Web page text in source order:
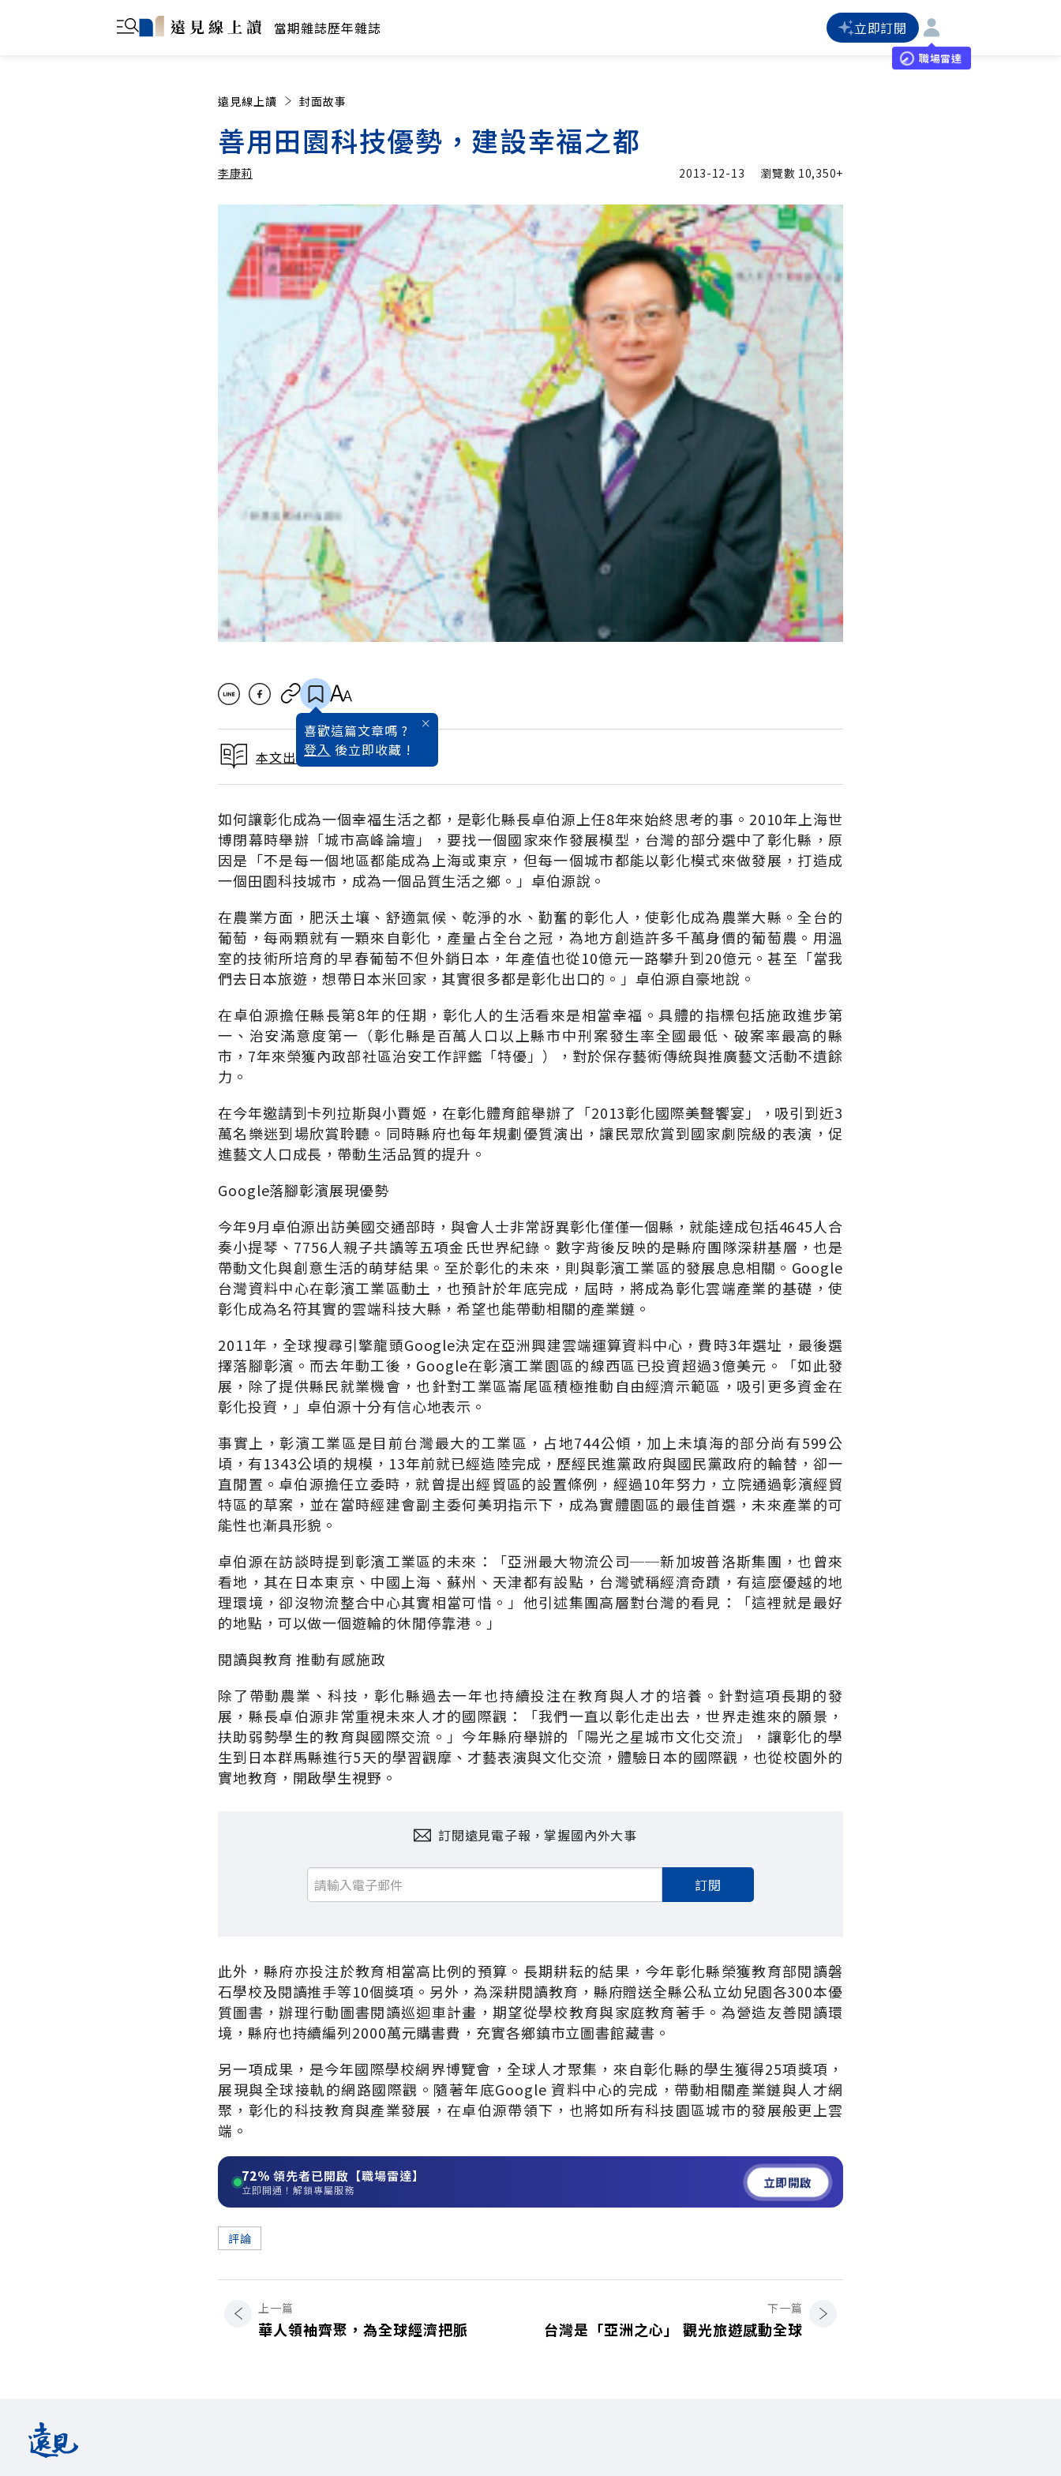
當期雜誌歷年雜誌 立即訂閱
職場雷達
遠見線上讀 封面故事
善用田園科技優勢，建設幸福之都
李康莉
加入追蹤
2013-12-13 瀏覽數 10,350+
喜歡這篇文章嗎 ?
登入 後立即收藏 !
本文出自預見未來大趨勢
如何讓彰化成為一個幸福生活之都，是彰化縣長卓伯源上任8年來始終思考的事。2010年上海世
博閉幕時舉辦「城市高峰論壇」，要找一個國家來作發展模型，台灣的部分選中了彰化縣，原
因是「不是每一個地區都能成為上海或東京，但每一個城市都能以彰化模式來做發展，打造成
一個田園科技城市，成為一個品質生活之鄉。」卓伯源說。
在農業方面，肥沃土壤、舒適氣候、乾淨的水、勤奮的彰化人，使彰化成為農業大縣。全台的
葡萄，每兩顆就有一顆來自彰化，產量占全台之冠，為地方創造許多千萬身價的葡萄農。用溫
室的技術所培育的早春葡萄不但外銷日本，年產值也從10億元一路攀升到20億元。甚至「當我
們去日本旅遊，想帶日本米回家，其實很多都是彰化出口的。」卓伯源自豪地說。
在卓伯源擔任縣長第8年的任期，彰化人的生活看來是相當幸福。具體的指標包括施政進步第
一、治安滿意度第一（彰化縣是百萬人口以上縣市中刑案發生率全國最低、破案率最高的縣
市，7年來榮獲內政部社區治安工作評鑑「特優」），對於保存藝術傳統與推廣藝文活動不遺餘
力。
在今年邀請到卡列拉斯與小賈姬，在彰化體育館舉辦了「2013彰化國際美聲饗宴」，吸引到近3
萬名樂迷到場欣賞聆聽。同時縣府也每年規劃優質演出，讓民眾欣賞到國家劇院級的表演，促
進藝文人口成長，帶動生活品質的提升。
Google落腳彰濱展現優勢
今年9月卓伯源出訪美國交通部時，與會人士非常訝異彰化僅僅一個縣，就能達成包括4645人合
奏小提琴、7756人親子共讀等五項金氏世界紀錄。數字背後反映的是縣府團隊深耕基層，也是
帶動文化與創意生活的萌芽結果。至於彰化的未來，則與彰濱工業區的發展息息相關。Google
台灣資料中心在彰濱工業區動土，也預計於年底完成，屆時，將成為彰化雲端產業的基礎，使
彰化成為名符其實的雲端科技大縣，希望也能帶動相關的產業鏈。
2011年，全球搜尋引擎龍頭Google決定在亞洲興建雲端運算資料中心，費時3年選址，最後選
擇落腳彰濱。而去年動工後，Google在彰濱工業園區的線西區已投資超過3億美元。「如此發
展，除了提供縣民就業機會，也針對工業區崙尾區積極推動自由經濟示範區，吸引更多資金在
彰化投資，」卓伯源十分有信心地表示。
事實上，彰濱工業區是目前台灣最大的工業區，占地744公傾，加上未填海的部分尚有599公
頃，有1343公頃的規模，13年前就已經造陸完成，歷經民進黨政府與國民黨政府的輪替，卻一
直閒置。卓伯源擔任立委時，就曾提出經貿區的設置條例，經過10年努力，立院通過彰濱經貿
特區的草案，並在當時經建會副主委何美玥指示下，成為實體園區的最佳首選，未來產業的可
能性也漸具形貌。
卓伯源在訪談時提到彰濱工業區的未來：「亞洲最大物流公司──新加坡普洛斯集團，也曾來
看地，其在日本東京、中國上海、蘇州、天津都有設點，台灣號稱經濟奇蹟，有這麼優越的地
理環境，卻沒物流整合中心其實相當可惜。」他引述集團高層對台灣的看見：「這裡就是最好
的地點，可以做一個遊輪的休閒停靠港。」
閱讀與教育 推動有感施政
除了帶動農業、科技，彰化縣過去一年也持續投注在教育與人才的培養。針對這項長期的發
展，縣長卓伯源非常重視未來人才的國際觀：「我們一直以彰化走出去，世界走進來的願景，
扶助弱勢學生的教育與國際交流。」今年縣府舉辦的「陽光之星城市文化交流」，讓彰化的學
生到日本群馬縣進行5天的學習觀摩、才藝表演與文化交流，體驗日本的國際觀，也從校園外的
實地教育，開啟學生視野。
訂閱遠見電子報，掌握國內外大事
訂閱
此外，縣府亦投注於教育相當高比例的預算。長期耕耘的結果，今年彰化縣榮獲教育部閱讀磐
石學校及閱讀推手等10個獎項。另外，為深耕閱讀教育，縣府贈送全縣公私立幼兒園各300本優
質圖書，辦理行動圖書閱讀巡迴車計畫，期望從學校教育與家庭教育著手。為營造友善閱讀環
境，縣府也持續編列2000萬元購書費，充實各鄉鎮市立圖書館藏書。
另一項成果，是今年國際學校網界博覽會，全球人才聚集，來自彰化縣的學生獲得25項獎項，
展現與全球接軌的網路國際觀。隨著年底Google 資料中心的完成，帶動相關產業鏈與人才網
聚，彰化的科技教育與產業發展，在卓伯源帶領下，也將如所有科技園區城市的發展般更上雲
端。
72% 領先者已開啟【職場雷達】
立即開通！解鎖專屬服務 立即開啟
評論
上一篇
華人領袖齊聚，為全球經濟把脈
下一篇
台灣是「亞洲之心」 觀光旅遊感動全球